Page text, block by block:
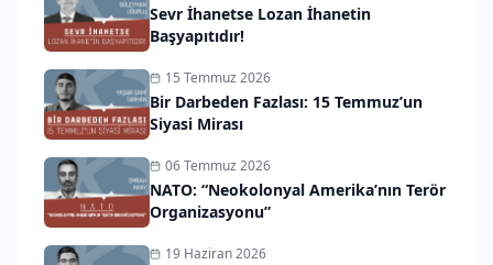
Sevr İhanetse Lozan İhanetin
Başyapıtıdır!
15 Temmuz 2026
Bir Darbeden Fazlası: 15 Temmuz’un
Siyasi Mirası
06 Temmuz 2026
NATO: “Neokolonyal Amerika’nın Terör
Organizasyonu”
19 Haziran 2026